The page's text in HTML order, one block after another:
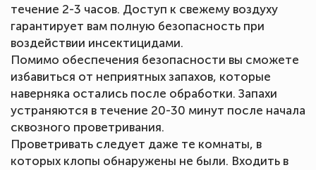
течение 2-3 часов. Доступ к свежему воздуху
гарантирует вам полную безопасность при
воздействии инсектицидами.
Помимо обеспечения безопасности вы сможете
избавиться от неприятных запахов, которые
наверняка остались после обработки. Запахи
устраняются в течение 20-30 минут после начала
сквозного проветривания.
Проветривать следует даже те комнаты, в
которых клопы обнаружены не были. Входить в